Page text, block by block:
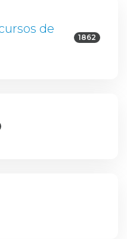
de
1862